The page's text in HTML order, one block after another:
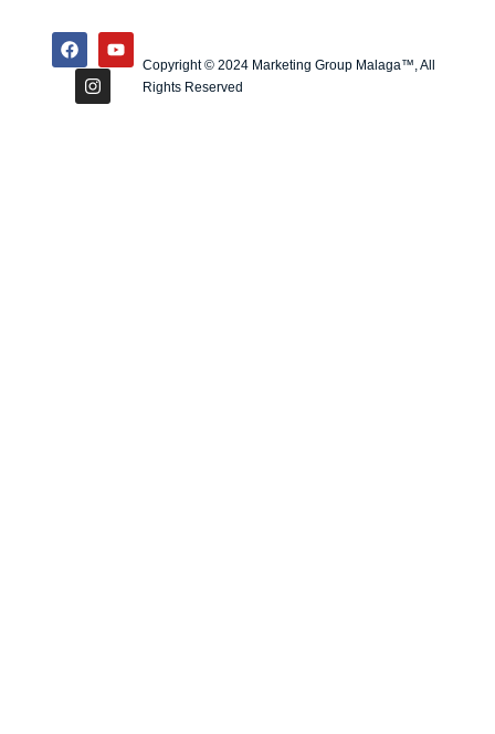
Copyright © 2024 Marketing Group Malaga™, All
Rights Reserved